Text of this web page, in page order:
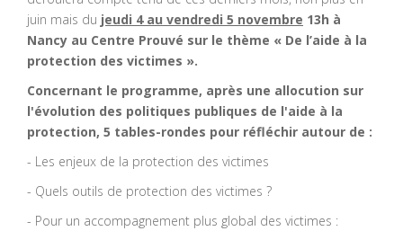
juin mais du jeudi 4 au vendredi 5 novembre 13h à
Nancy au Centre Prouvé sur le thème « De l’aide à la
protection des victimes ».
Concernant le programme, après une allocution sur
l'évolution des politiques publiques de l'aide à la
protection, 5 tables-rondes pour réfléchir autour de :
- Les enjeux de la protection des victimes
- Quels outils de protection des victimes ?
- Pour un accompagnement plus global des victimes :